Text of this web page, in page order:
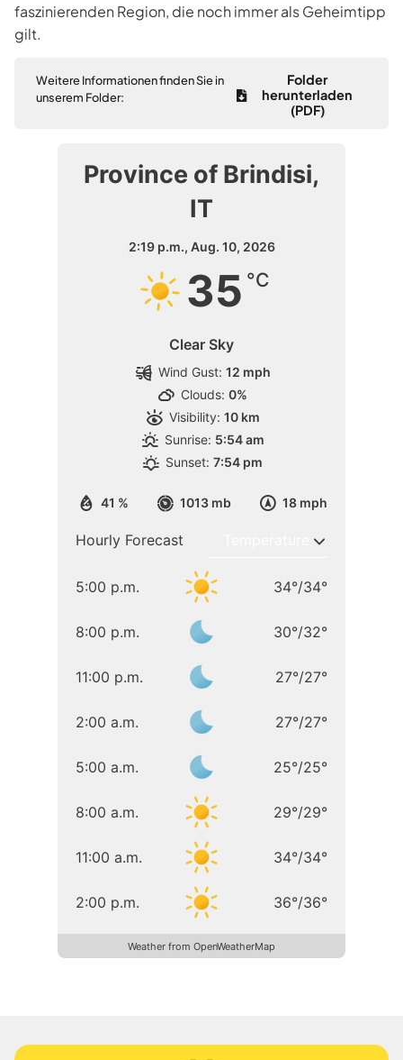
faszinierenden Region, die noch immer als Geheimtipp
gilt.
Weitere Informationen finden Sie in
unserem Folder:
Folder
herunterladen
(PDF)
Province of Brindisi,
IT
2:19 p.m., Aug. 10, 2026
35 °C
Clear Sky
41 % 1013 mb 18 mph
Wind Gust: 12 mph
Clouds: 0%
Visibility: 10 km
Sunrise: 5:54 am
Sunset: 7:54 pm
Hourly Forecast
5:00 p.m. 34°/34°
8:00 p.m. 30°/32°
11:00 p.m. 27°/27°
2:00 a.m. 27°/27°
5:00 a.m. 25°/25°
8:00 a.m. 29°/29°
11:00 a.m. 34°/34°
2:00 p.m. 36°/36°
Weather from OpenWeatherMap